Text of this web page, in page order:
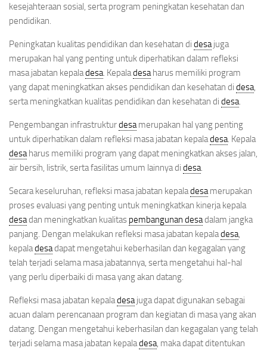
kesejahteraan sosial, serta program peningkatan kesehatan dan
pendidikan.
Peningkatan kualitas pendidikan dan kesehatan di desajuga
merupakan hal yang penting untuk diperhatikan dalam refleksi
masa jabatan kepaladesa. Kepaladesaharus memiliki program
yang dapat meningkatkan akses pendidikan dan kesehatan di desa,
serta meningkatkan kualitas pendidikan dan kesehatan di desa.
Pengembangan infrastrukturdesamerupakan hal yang penting
untuk diperhatikan dalam refleksi masa jabatan kepaladesa. Kepala
desaharus memiliki program yang dapat meningkatkan akses jalan,
air bersih, listrik, serta fasilitas umum lainnya di desa.
Secara keseluruhan, refleksi masa jabatan kepaladesamerupakan
proses evaluasi yang penting untuk meningkatkan kinerja kepala
desadan meningkatkan kualitas pembangunan desadalam jangka
panjang. Dengan melakukan refleksi masa jabatan kepaladesa,
kepaladesadapat mengetahui keberhasilan dan kegagalan yang
telah terjadi selama masa jabatannya, serta mengetahui hal-hal
yang perlu diperbaiki di masa yang akan datang.
Refleksi masa jabatan kepaladesajuga dapat digunakan sebagai
acuan dalam perencanaan program dan kegiatan di masa yang akan
datang. Dengan mengetahui keberhasilan dan kegagalan yang telah
terjadi selama masa jabatan kepaladesa, maka dapat ditentukan